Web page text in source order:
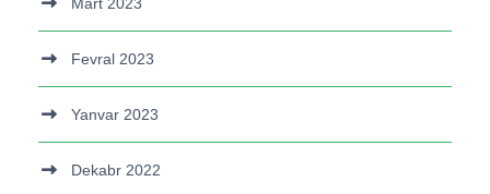
Mart 2023
Fevral 2023
Yanvar 2023
Dekabr 2022